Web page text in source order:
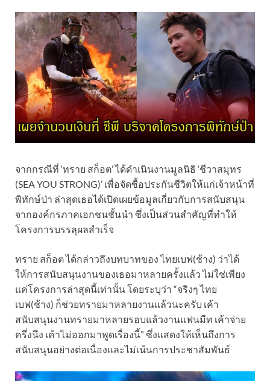
จากกรณีที่ ‘ทราย สก็อต’ ได้ดำเนินงานมูลนิธิ ‘ชีวาสมุทร
(SEA YOU STRONG)’ เพื่อจัดซื้อประกันชีวิตให้แก่เจ้าหน้าที่
พิทักษ์ป่า ล่าสุดเธอได้เปิดเผยข้อมูลเกี่ยวกับการสนับสนุน
จากองค์กรภาคเอกชนชั้นนำ ซึ่งเป็นส่วนสำคัญที่ทำให้
โครงการบรรลุผลสำเร็จ
ทราย สก็อต ได้กล่าวถึงบทบาทของ ไทยเบฟ(ช้าง) ว่าได้
ให้การสนับสนุนงานของเธอมาหลายครั้งแล้ว ไม่ใช่เพียง
แค่โครงการล่าสุดนี้เท่านั้น โดยระบุว่า “จริงๆ ไทย
เบฟ(ช้าง) ก็ช่วยทรายมาหลายงานแล้วนะครับ เค้า
สนับสนุนงานทรายมาหลายรอบแล้วงานแฟนมีท เค้าจ่าย
ครึ่งนึง เค้าไม่ออกมาพูดเรื่องนี้” ซึ่งแสดงให้เห็นถึงการ
สนับสนุนอย่างต่อเนื่องและไม่เน้นการประชาสัมพันธ์